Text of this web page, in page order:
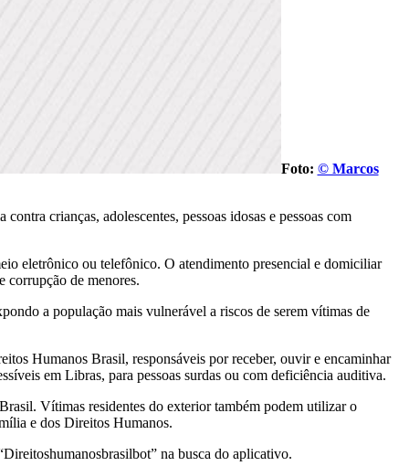
Foto: © Marcos
crianças, adolescentes, pessoas idosas e pessoas com
eletrônico ou telefônico. O atendimento presencial e domiciliar
corrupção de menores.
a população mais vulnerável a riscos de serem vítimas de
Humanos Brasil, responsáveis por receber, ouvir e encaminhar
em Libras, para pessoas surdas ou com deficiência auditiva.
Vítimas residentes do exterior também podem utilizar o
e dos Direitos Humanos.
na busca do aplicativo.